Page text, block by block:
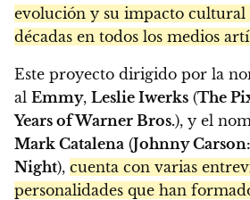
evolución y su impacto cultural
décadas en todos los medios
Este proyecto dirigido por la
al Emmy, Leslie Iwerks (The
Years of Warner Bros.), y el
Mark Catalena (Johnny
Night), cuenta con varias
personalidades que han